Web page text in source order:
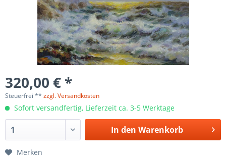
320,00 € *
Steuerfrei ** zzgl. Versandkosten
Sofort versandfertig, Lieferzeit ca. 3-5 Werktage
In den Warenkorb
Merken